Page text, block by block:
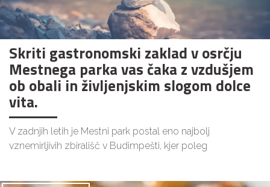
Skriti gastronomski zaklad v osrčju
Mestnega parka vas čaka z vzdušjem
ob obali in življenjskim slogom dolce
vita.
V zadnjih letih je Mestni park postal eno najbolj
vznemirljivih zbirališč v Budimpešti, kjer poleg